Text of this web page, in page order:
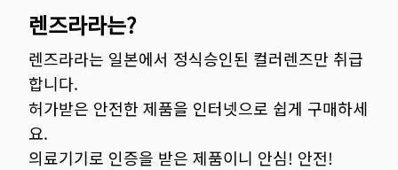
렌즈라라는?
렌즈라라는 일본에서 정식승인된 컬러렌즈만 취급
합니다.
허가받은 안전한 제품을 인터넷으로 쉽게 구매하세
요.
의료기기로 인증을 받은 제품이니 안심! 안전!